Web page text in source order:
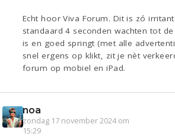
Echt hoor Viva Forum. Dit is zó
standaard 4 seconden wachten tot
is en goed springt (met alle
snel ergens op klikt, zit je nèt
forum op mobiel en iPad.
noa
zondag 17 november 2024 om
15:29